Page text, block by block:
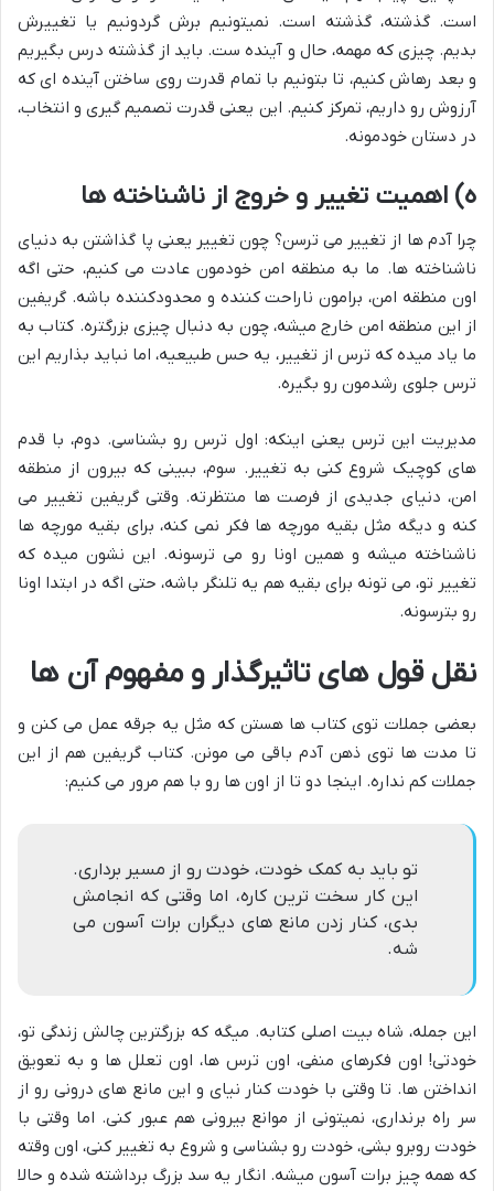
است. گذشته، گذشته است. نمیتونیم برش گردونیم یا تغییرش
بدیم. چیزی که مهمه، حال و آینده ست. باید از گذشته درس بگیریم
و بعد رهاش کنیم، تا بتونیم با تمام قدرت روی ساختن آینده ای که
آرزوش رو داریم، تمرکز کنیم. این یعنی قدرت تصمیم گیری و انتخاب،
در دستان خودمونه.
ه) اهمیت تغییر و خروج از ناشناخته ها
چرا آدم ها از تغییر می ترسن؟ چون تغییر یعنی پا گذاشتن به دنیای
ناشناخته ها. ما به منطقه امن خودمون عادت می کنیم، حتی اگه
اون منطقه امن، برامون ناراحت کننده و محدودکننده باشه. گریفین
از این منطقه امن خارج میشه، چون به دنبال چیزی بزرگتره. کتاب به
ما یاد میده که ترس از تغییر، یه حس طبیعیه، اما نباید بذاریم این
ترس جلوی رشدمون رو بگیره.
مدیریت این ترس یعنی اینکه: اول ترس رو بشناسی. دوم، با قدم
های کوچیک شروع کنی به تغییر. سوم، ببینی که بیرون از منطقه
امن، دنیای جدیدی از فرصت ها منتظرته. وقتی گریفین تغییر می
کنه و دیگه مثل بقیه مورچه ها فکر نمی کنه، برای بقیه مورچه ها
ناشناخته میشه و همین اونا رو می ترسونه. این نشون میده که
تغییر تو، می تونه برای بقیه هم یه تلنگر باشه، حتی اگه در ابتدا اونا
رو بترسونه.
نقل قول های تاثیرگذار و مفهوم آن ها
بعضی جملات توی کتاب ها هستن که مثل یه جرقه عمل می کنن و
تا مدت ها توی ذهن آدم باقی می مونن. کتاب گریفین هم از این
جملات کم نداره. اینجا دو تا از اون ها رو با هم مرور می کنیم:
تو باید به کمک خودت، خودت رو از مسیر برداری.
این کار سخت ترین کاره، اما وقتی که انجامش
بدی، کنار زدن مانع های دیگران برات آسون می
شه.
این جمله، شاه بیت اصلی کتابه. میگه که بزرگترین چالش زندگی تو،
خودتی! اون فکرهای منفی، اون ترس ها، اون تعلل ها و به تعویق
انداختن ها. تا وقتی با خودت کنار نیای و این مانع های درونی رو از
سر راه برنداری، نمیتونی از موانع بیرونی هم عبور کنی. اما وقتی با
خودت روبرو بشی، خودت رو بشناسی و شروع به تغییر کنی، اون وقته
که همه چیز برات آسون میشه. انگار یه سد بزرگ برداشته شده و حالا